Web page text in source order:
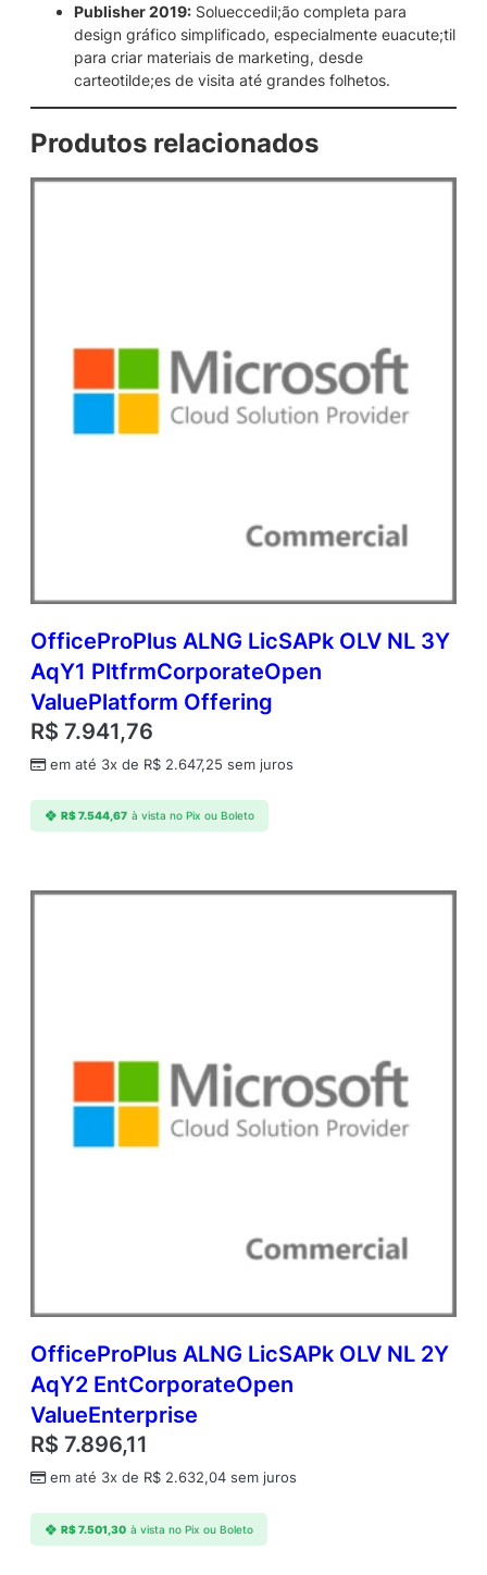
Publisher 2019: Solueccedil;ão completa para
design gráfico simplificado, especialmente euacute;til
para criar materiais de marketing, desde
carteotilde;es de visita até grandes folhetos.
Produtos relacionados
OfficeProPlus ALNG LicSAPk OLV NL 3Y
AqY1 PltfrmCorporateOpen
ValuePlatform Offering
R$ 7.941,76
em até 3x de R$ 2.647,25 sem juros
R$7.544,67 à vista no Pix ou Boleto
OfficeProPlus ALNG LicSAPk OLV NL 2Y
AqY2 EntCorporateOpen
ValueEnterprise
R$ 7.896,11
em até 3x de R$ 2.632,04 sem juros
R$7.501,30 à vista no Pix ou Boleto